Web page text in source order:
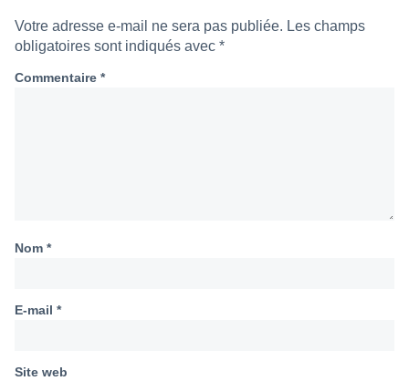
Votre adresse e-mail ne sera pas publiée. Les champs
obligatoires sont indiqués avec *
Commentaire *
Nom *
E-mail *
Site web